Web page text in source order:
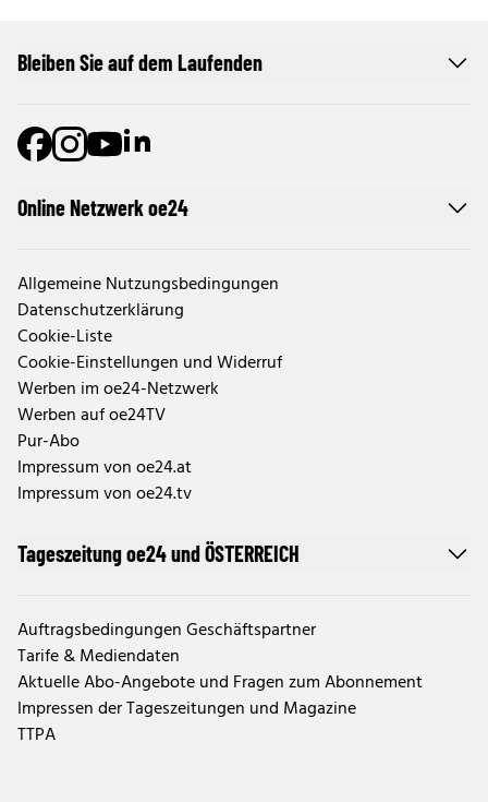
Online Netzwerk oe24
Allgemeine Nutzungsbedingungen
Datenschutzerklärung
Cookie-Liste
Cookie-Einstellungen und Widerruf
Werben im oe24-Netzwerk
Werben auf oe24TV
Pur-Abo
Impressum von oe24.at
Impressum von oe24.tv
Tageszeitung oe24 und ÖSTERREICH
Auftragsbedingungen Geschäftspartner
Tarife & Mediendaten
Aktuelle Abo-Angebote und Fragen zum Abonnement
Impressen der Tageszeitungen und Magazine
TTPA
Bleiben Sie auf dem Laufenden